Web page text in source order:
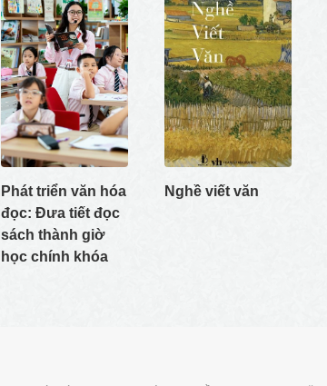
Phát triển văn hóa
đọc: Đưa tiết đọc
sách thành giờ
học chính khóa
Nghề viết văn